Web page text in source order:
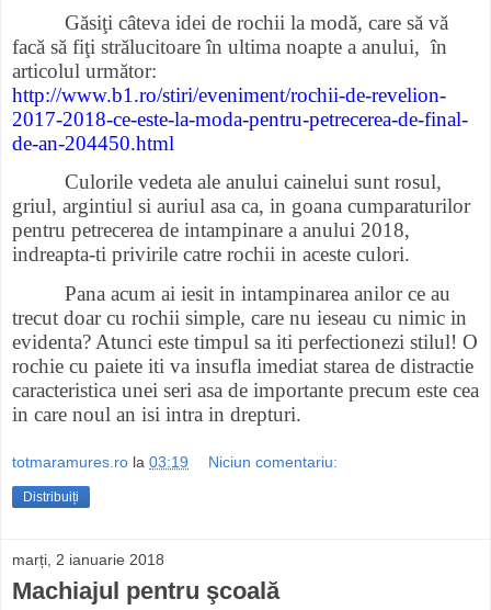
Găsiţi câteva idei de rochii la modă, care să vă
facă să fiţi strălucitoare în ultima noapte a anului, în
articolul următor:
http://www.b1.ro/stiri/eveniment/rochii-de-revelion-
2017-2018-ce-este-la-moda-pentru-petrecerea-de-final-
de-an-204450.html
Culorile vedeta ale anului cainelui sunt rosul,
griul, argintiul si auriul asa ca, in goana cumparaturilor
pentru petrecerea de intampinare a anului 2018,
indreapta-ti privirile catre rochii in aceste culori.
Pana acum ai iesit in intampinarea anilor ce au
trecut doar cu rochii simple, care nu ieseau cu nimic in
evidenta? Atunci este timpul sa iti perfectionezi stilul! O
rochie cu paiete iti va insufla imediat starea de distractie
caracteristica unei seri asa de importante precum este cea
in care noul an isi intra in drepturi.
totmaramures.ro la 03:19 Niciun comentariu:
Distribuiți
marți, 2 ianuarie 2018
Machiajul pentru şcoală